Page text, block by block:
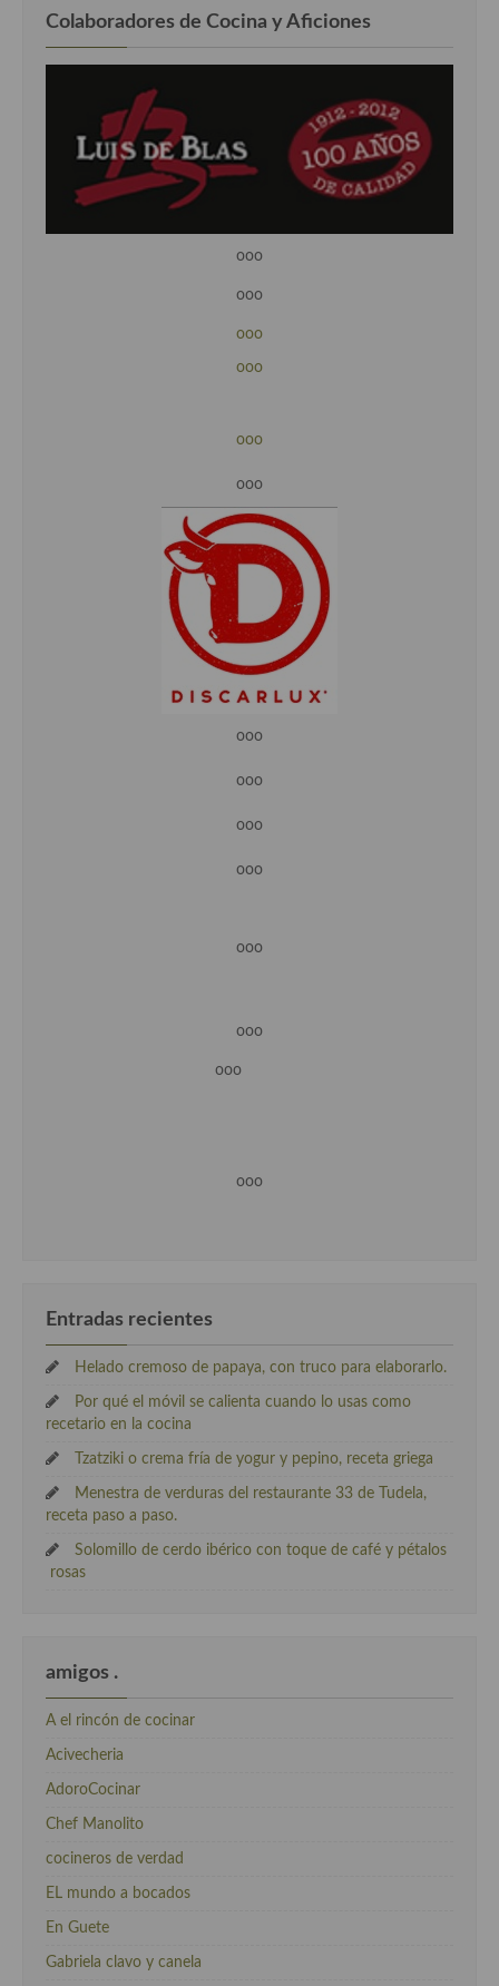
Colaboradores de Cocina y Aficiones
ooo
ooo
ooo
ooo
ooo
ooo
ooo
ooo
ooo
ooo
ooo
ooo
ooo
ooo
Entradas recientes
Helado cremoso de papaya, con truco para elaborarlo.
Por qué el móvil se calienta cuando lo usas como
recetario en la cocina
Tzatziki o crema fría de yogur y pepino, receta griega
Menestra de verduras del restaurante 33 de Tudela,
receta paso a paso.
Solomillo de cerdo ibérico con toque de café y pétalos
rosas
amigos .
A el rincón de cocinar
Acivecheria
AdoroCocinar
Chef Manolito
cocineros de verdad
EL mundo a bocados
En Guete
Gabriela clavo y canela